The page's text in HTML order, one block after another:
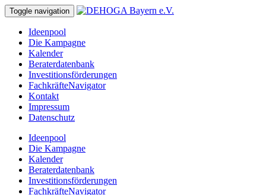
Toggle navigation
Ideenpool
Die Kampagne
Kalender
Beraterdatenbank
Investitionsförderungen
FachkräfteNavigator
Kontakt
Impressum
Datenschutz
Ideenpool
Die Kampagne
Kalender
Beraterdatenbank
Investitionsförderungen
FachkräfteNavigator